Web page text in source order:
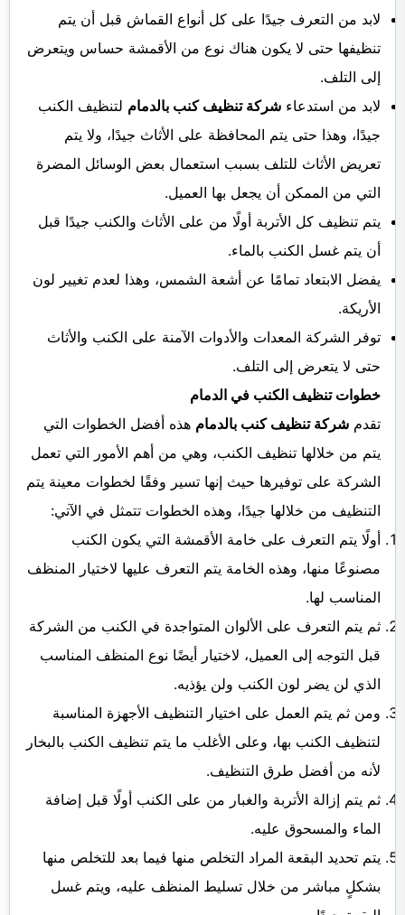
لابد من التعرف جيدًا على كل أنواع القماش قبل أن يتم
تنظيفها حتى لا يكون هناك نوع من الأقمشة حساس ويتعرض
إلى التلف.
لابد من استدعاء شركة تنظيف كنب بالدمام لتنظيف الكنب
جيدًا، وهذا حتى يتم المحافظة على الأثاث جيدًا، ولا يتم
تعريض الأثاث للتلف بسبب استعمال بعض الوسائل المضرة
التي من الممكن أن يجعل بها العميل.
يتم تنظيف كل الأتربة أولًا من على الأثاث والكنب جيدًا قبل
أن يتم غسل الكنب بالماء.
يفضل الابتعاد تمامًا عن أشعة الشمس، وهذا لعدم تغيير لون
الأريكة.
توفر الشركة المعدات والأدوات الآمنة على الكنب والأثاث
حتى لا يتعرض إلى التلف.
خطوات تنظيف الكنب في الدمام
تقدم شركة تنظيف كنب بالدمام هذه أفضل الخطوات التي
يتم من خلالها تنظيف الكنب، وهي من أهم الأمور التي تعمل
الشركة على توفيرها حيث إنها تسير وفقًا لخطوات معينة يتم
التنظيف من خلالها جيدًا، وهذه الخطوات تتمثل في الآتي:
أولًا يتم التعرف على خامة الأقمشة التي يكون الكنب
مصنوعًا منها، وهذه الخامة يتم التعرف عليها لاختيار المنظف
المناسب لها.
ثم يتم التعرف على الألوان المتواجدة في الكنب من الشركة
قبل التوجه إلى العميل، لاختيار أيضًا نوع المنظف المناسب
الذي لن يضر لون الكنب ولن يؤذيه.
ومن ثم يتم العمل على اختيار التنظيف الأجهزة المناسبة
لتنظيف الكنب بها، وعلى الأغلب ما يتم تنظيف الكنب بالبخار
لأنه من أفضل طرق التنظيف.
ثم يتم إزالة الأتربة والغبار من على الكنب أولًا قبل إضافة
الماء والمسحوق عليه.
يتم تحديد البقعة المراد التخلص منها فيما بعد للتخلص منها
بشكلٍ مباشر من خلال تسليط المنظف عليه، ويتم غسل